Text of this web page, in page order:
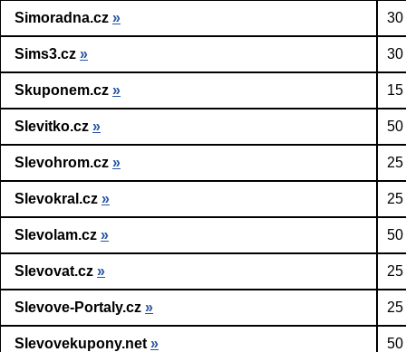
Simoradna.cz » 30
Sims3.cz » 30
Skuponem.cz »
Slevitko.cz » 50
Slevohrom.cz »
Slevokral.cz »
Slevolam.cz » 50
Slevovat.cz »
Slevove-Portaly.cz »
Slevovekupony.net » 50